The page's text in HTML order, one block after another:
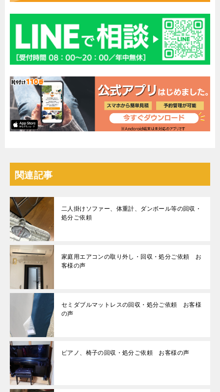
関連記事
二人掛けソファー、体重計、ダンボール等の回収・
処分ご依頼
家庭用エアコンの取り外し・回収・処分ご依頼 お
客様の声
セミダブルマットレスの回収・処分ご依頼 お客様
の声
ピアノ、椅子の回収・処分ご依頼 お客様の声